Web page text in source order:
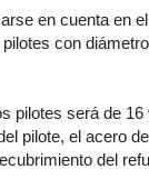
en cuenta en
con
pilotes será de
pilote, el acero
del